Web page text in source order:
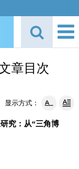
章目次
显示方式：
究：从“三角博